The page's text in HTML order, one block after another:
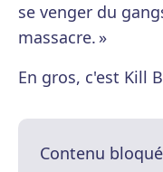
se venger du
massacre. »
En gros, c'est Kill
Contenu